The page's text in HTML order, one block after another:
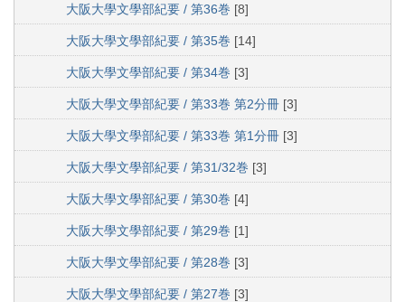
大阪大學文學部紀要 / 第36巻 [8]
大阪大學文學部紀要 / 第35巻 [14]
大阪大學文學部紀要 / 第34巻 [3]
大阪大學文學部紀要 / 第33巻 第2分冊 [3]
大阪大學文學部紀要 / 第33巻 第1分冊 [3]
大阪大學文學部紀要 / 第31/32巻 [3]
大阪大學文學部紀要 / 第30巻 [4]
大阪大學文學部紀要 / 第29巻 [1]
大阪大學文學部紀要 / 第28巻 [3]
大阪大學文學部紀要 / 第27巻 [3]